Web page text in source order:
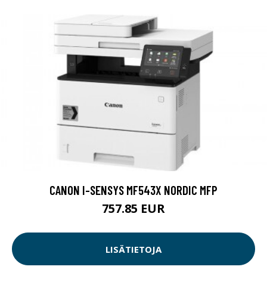
CANON I-SENSYS MF543X NORDIC MFP
757.85 EUR
LISÄTIETOJA